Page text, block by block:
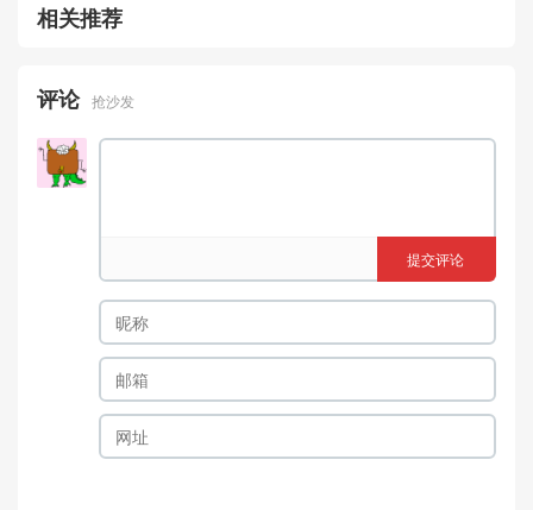
相关推荐
评论 抢沙发
提交评论